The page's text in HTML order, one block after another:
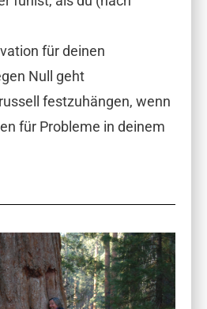
für deinen
Null geht
festzuhängen, wenn
für Probleme in deinem